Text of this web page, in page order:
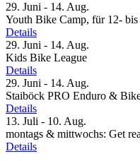
29. Juni - 14. Aug.
Youth Bike Camp, für 12- bis
Details
29. Juni - 14. Aug.
Kids Bike League
Details
29. Juni - 14. Aug.
Staiböck PRO Enduro &
Details
13. Juli - 10. Aug.
montags & mittwochs: Get
Details